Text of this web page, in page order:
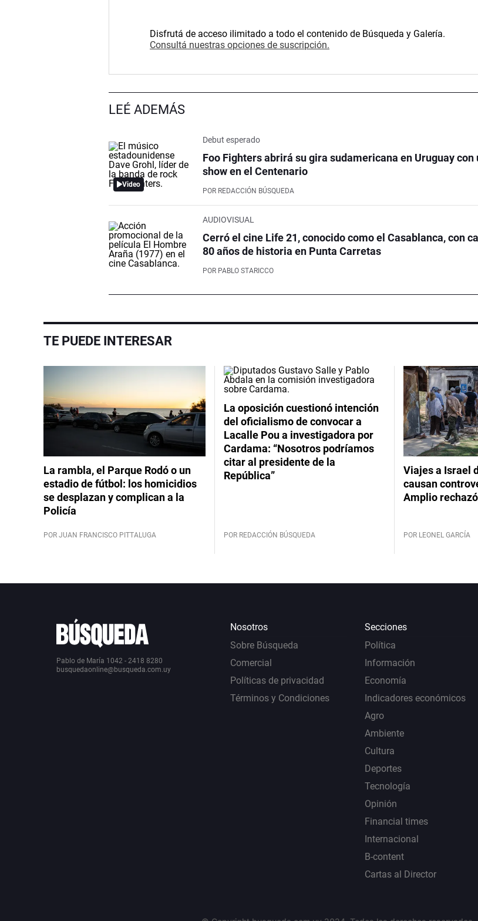
Disfrutá de acceso ilimitado a todo el contenido de Búsqueda y Galería.
Consultá nuestras opciones de suscripción.
LEÉ ADEMÁS
Video
Debut esperado
Foo Fighters abrirá su gira sudamericana en Uruguay con
show en el Centenario
POR REDACCIÓN BÚSQUEDA
AUDIOVISUAL
Cerró el cine Life 21, conocido como el Casablanca, con
80 años de historia en Punta Carretas
POR PABLO STARICCO
TE PUEDE INTERESAR
La rambla, el Parque Rodó o un
estadio de fútbol: los homicidios
se desplazan y complican a la
Policía
POR JUAN FRANCISCO PITTALUGA
La oposición cuestionó intención
del oficialismo de convocar a
Lacalle Pou a investigadora por
Cardama: “Nosotros podríamos
citar al presidente de la
República”
POR REDACCIÓN BÚSQUEDA
Viajes a Israel
causan
Amplio
POR LEONEL GARCÍA
Pablo de María 1042 - 2418 8280
busquedaonline@busqueda.com.uy
Nosotros
Sobre Búsqueda
Comercial
Políticas de privacidad
Términos y Condiciones
Secciones
Política
Información
Economía
Indicadores económicos
Agro
Ambiente
Cultura
Deportes
Tecnología
Opinión
Financial times
Internacional
B-content
Cartas al Director